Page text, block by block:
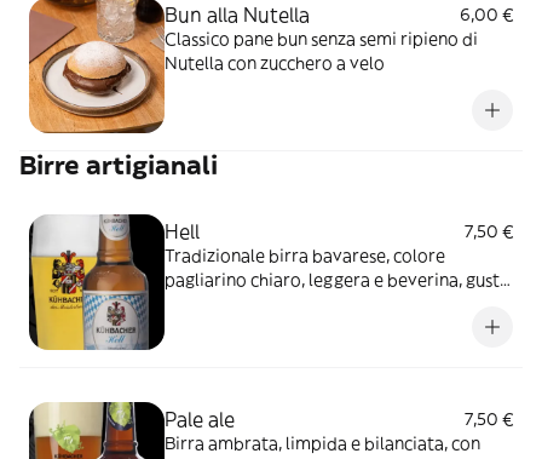
Bun alla Nutella
6,00 €
Classico pane bun senza semi ripieno di
Nutella con zucchero a velo
Birre artigianali
Hell
7,50 €
Tradizionale birra bavarese, colore
pagliarino chiaro, leggera e beverina, gusto
Pale ale
7,50 €
Birra ambrata, limpida e bilanciata, con